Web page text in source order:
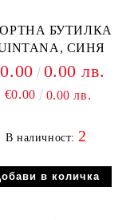
БУТИЛКА
СИНЯ
0.00 лв.
€0.00 0.00 лв.
В наличност:2